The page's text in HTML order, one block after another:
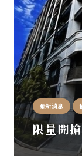
最新消息
限量開